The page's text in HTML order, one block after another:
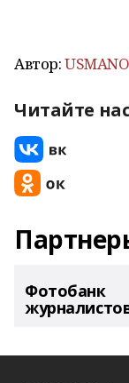
Автор:
Читайте
Фотобанк